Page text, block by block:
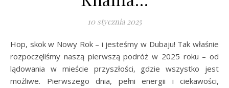
10 stycznia 2025
Hop, skok w Nowy Rok – i jesteśmy w Dubaju! Tak właśnie
rozpoczęliśmy naszą pierwszą podróż w 2025 roku – od
lądowania w mieście przyszłości, gdzie wszystko jest
możliwe. Pierwszego dnia, pełni energii i ciekawości,